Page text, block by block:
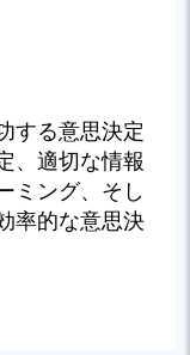
する意思決定
、適切な情報
ミング、そし
率的な意思決